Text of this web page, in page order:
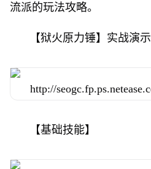
流派的玩法攻略。
【狱火原力锤】实战演示
【基础技能】